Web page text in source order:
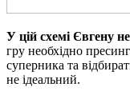
У цій схемі Євгену
гру необхідно
суперника та
не ідеальний.